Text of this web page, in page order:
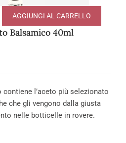
Balsamico 40ml
AGGIUNGI AL CARRELLO
l’aceto più selezionato
che gli vengono dalla giusta
nelle botticelle in rovere.